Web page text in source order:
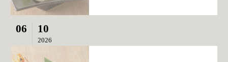
06 10
2026